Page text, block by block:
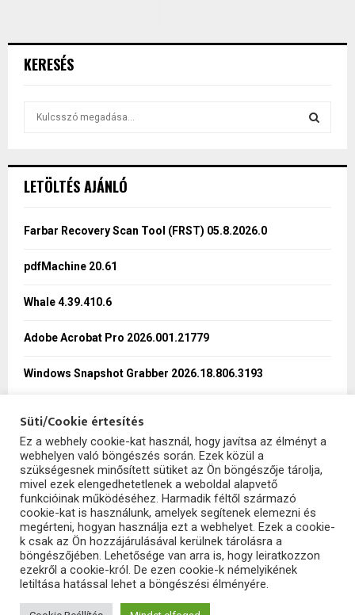
KERESÉS
h
o
LETÖLTÉS AJÁNLÓ
Farbar Recovery Scan Tool (FRST) 05.8.2026.0
pdfMachine 20.61
Whale 4.39.410.6
Adobe Acrobat Pro 2026.001.21779
Windows Snapshot Grabber 2026.18.806.3193
SzoftHub
2025 - szofthub.hu. All Right Reserved.
Süti/Cookie értesítés
Ez a webhely cookie-kat használ, hogy javítsa az élményt a
webhelyen való böngészés során. Ezek közül a
szükségesnek minősített sütiket az Ön böngészője tárolja,
mivel ezek elengedhetetlenek a weboldal alapvető
funkcióinak működéséhez. Harmadik féltől származó
cookie-kat is használunk, amelyek segítenek elemezni és
megérteni, hogyan használja ezt a webhelyet. Ezek a cookie-
k csak az Ön hozzájárulásával kerülnek tárolásra a
böngészőjében. Lehetősége van arra is, hogy leiratkozzon
ezekről a cookie-król. De ezen cookie-k némelyikének
letiltása hatással lehet a böngészési élményére.